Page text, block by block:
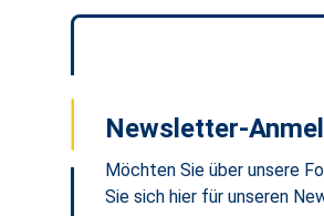
Newsletter-
Möchten Sie über unsere
Sie sich hier für unseren